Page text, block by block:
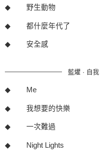
◆ 野生動物
◆ 都什麼年代了
◆ 安全感
————————— 藍爠 · 自我
◆ Me
◆ 我想要的快樂
◆ 一次難過
◆ Night Lights